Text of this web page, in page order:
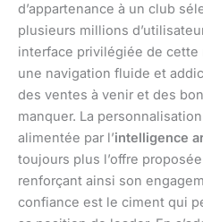
d’appartenance à un club
plusieurs millions
interface privilégiée de
une navigation fluide et
des ventes à venir et des
manquer. La
alimentée par l’intelligence
toujours plus l’offre
renforçant ainsi son
confiance est le ciment qui